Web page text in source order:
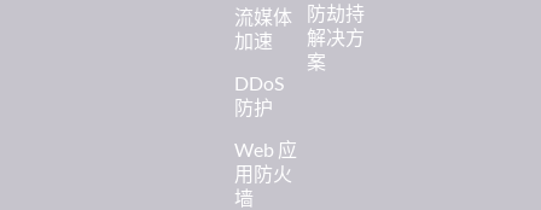
流媒体
加速
DDoS
防护
Web 应
用防火
墙
防劫持
解决方
案